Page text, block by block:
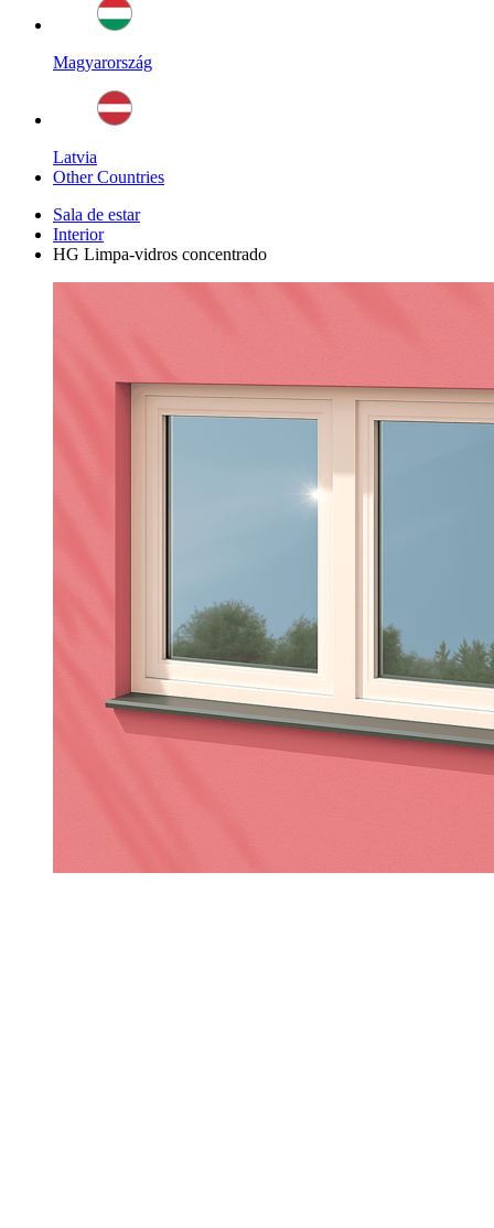
Magyarország
Latvia
Other Countries
Sala de estar
Interior
HG Limpa-vidros concentrado